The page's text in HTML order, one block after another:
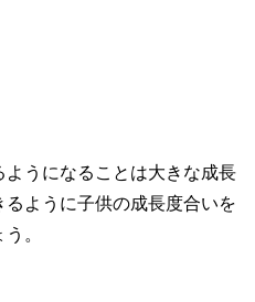
うになることは大きな成長
ように子供の成長度合いを
。